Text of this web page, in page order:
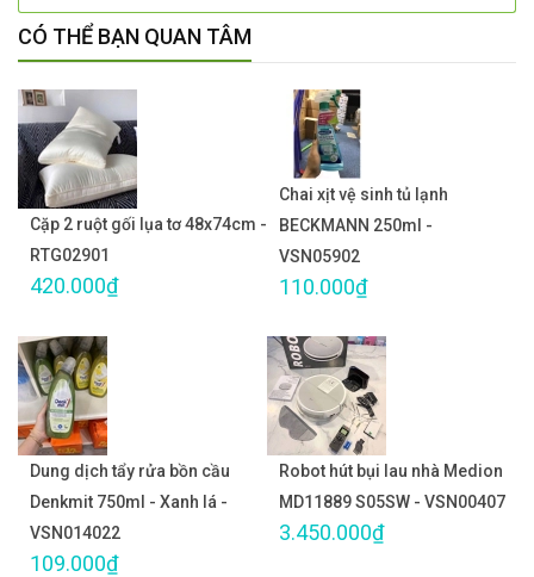
CÓ THỂ BẠN QUAN TÂM
Cặp 2 ruột gối lụa tơ 48x74cm -
RTG02901
420.000₫
Chai xịt vệ sinh tủ lạnh
BECKMANN 250ml -
VSN05902
110.000₫
Dung dịch tẩy rửa bồn cầu
Denkmit 750ml - Xanh lá -
VSN014022
109.000₫
Robot hút bụi lau nhà Medion
MD11889 S05SW - VSN00407
3.450.000₫